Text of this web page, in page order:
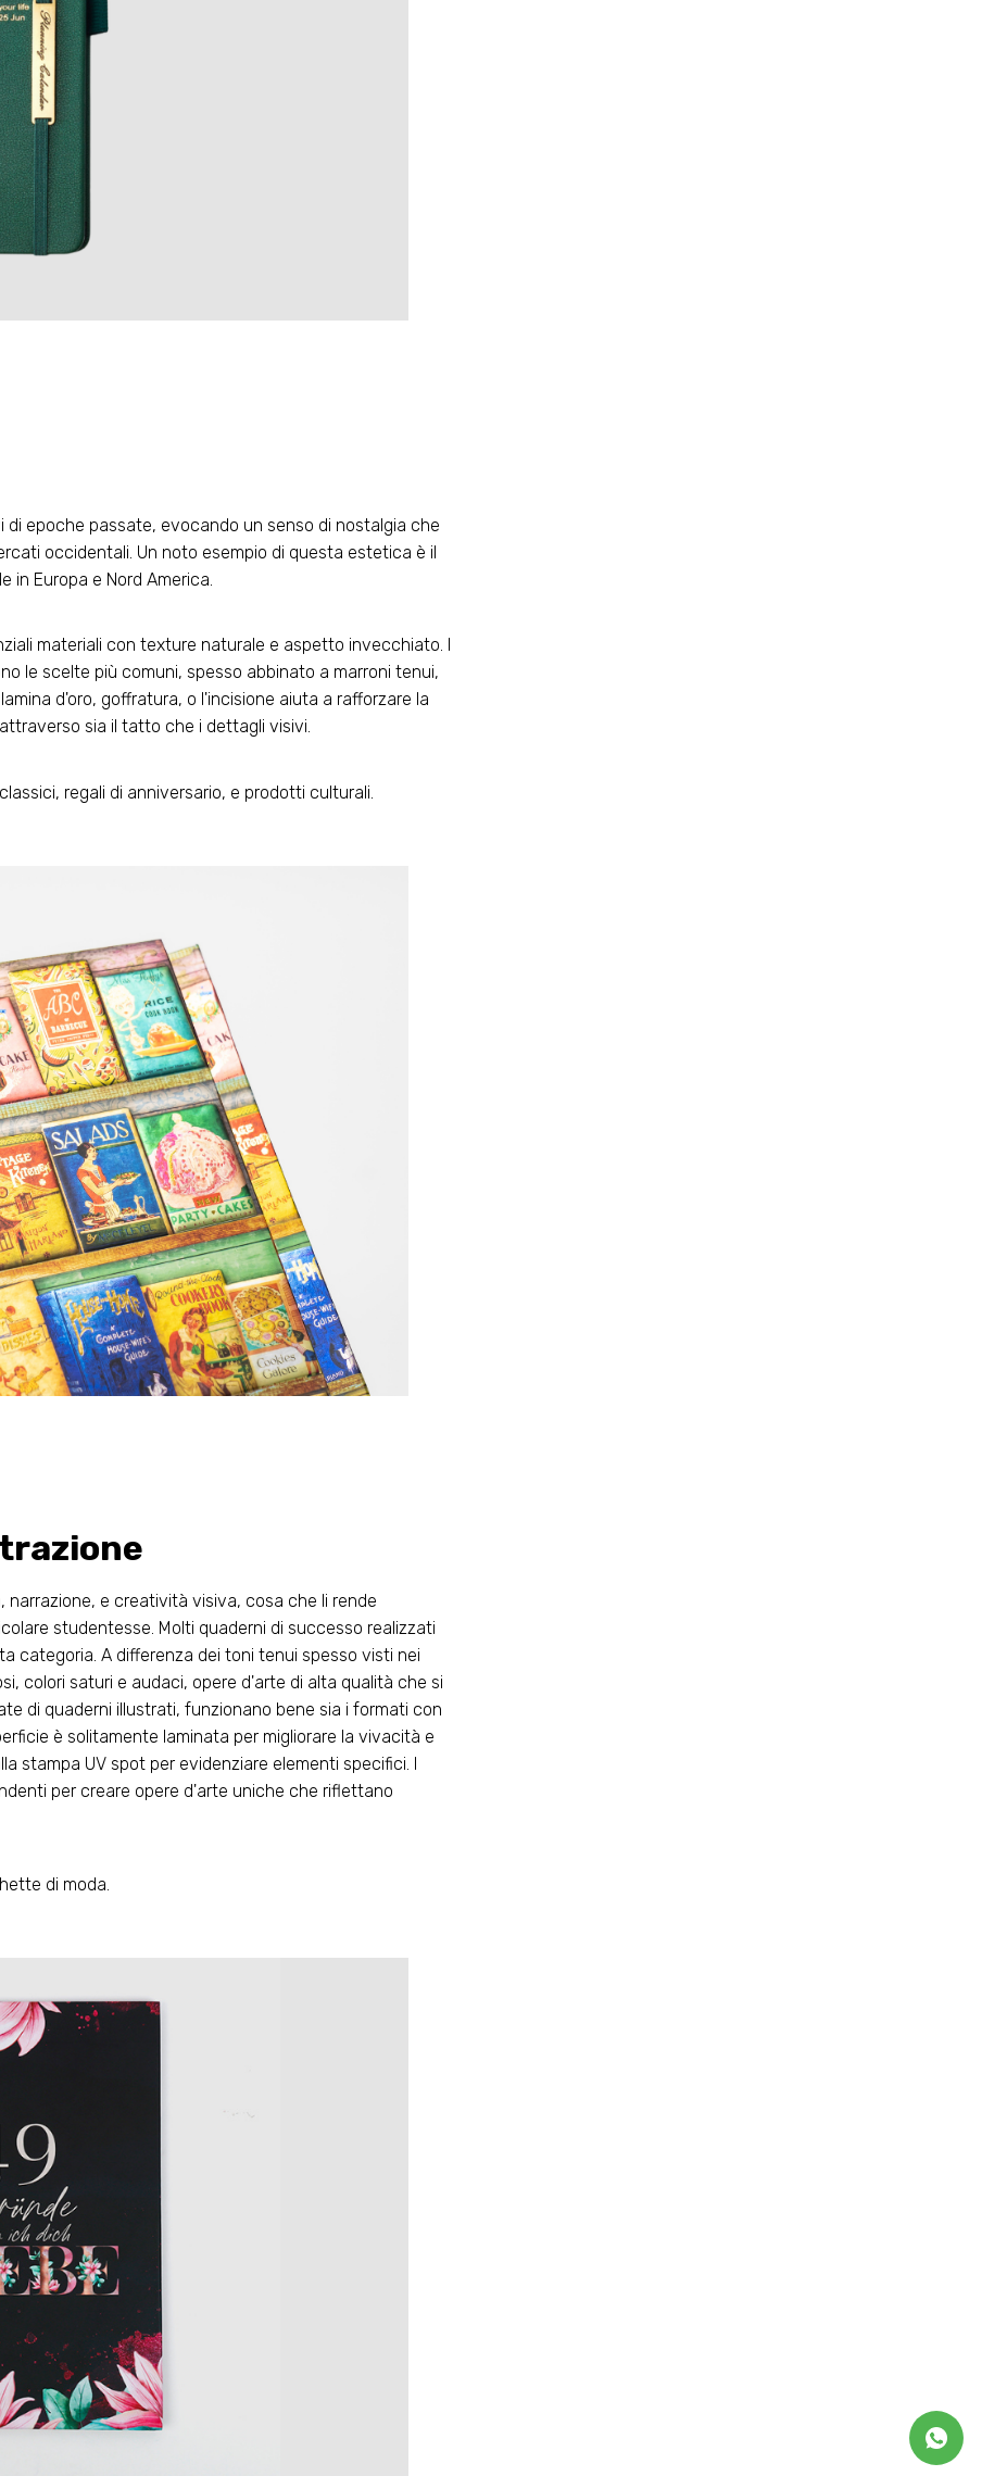
di epoche passate, evocando un senso di nostalgia che
occidentali. Un noto esempio di questa estetica è il
in Europa e Nord America.
materiali con texture naturale e aspetto invecchiato. I
le scelte più comuni, spesso abbinato a marroni tenui,
d'oro, goffratura, o l'incisione aiuta a rafforzare la
sia il tatto che i dettagli visivi.
regali di anniversario, e prodotti culturali.
narrazione, e creatività visiva, cosa che li rende
studentesse. Molti quaderni di successo realizzati
categoria. A differenza dei toni tenui spesso visti nei
colori saturi e audaci, opere d'arte di alta qualità che si
di quaderni illustrati, funzionano bene sia i formati con
è solitamente laminata per migliorare la vivacità e
stampa UV spot per evidenziare elementi specifici. I
per creare opere d'arte uniche che riflettano
di moda.